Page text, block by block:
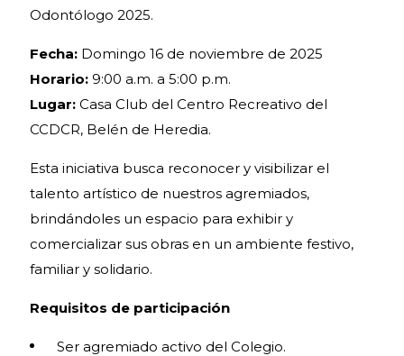
Odontólogo 2025.
Fecha: Domingo 16 de noviembre de 2025
Horario: 9:00 a.m. a 5:00 p.m.
Lugar: Casa Club del Centro Recreativo del
CCDCR, Belén de Heredia.
Esta iniciativa busca reconocer y visibilizar el
talento artístico de nuestros agremiados,
brindándoles un espacio para exhibir y
comercializar sus obras en un ambiente festivo,
familiar y solidario.
Requisitos de participación
Ser agremiado activo del Colegio.